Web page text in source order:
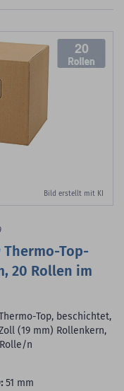
20
Bild erstellt mit KI
Top-
20 Rollen im
Top, beschichtet,
(19 mm) Rollenkern,
n
51 mm